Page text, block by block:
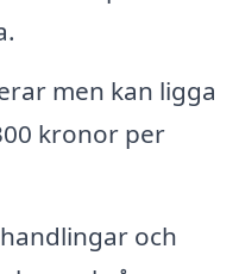
men kan ligga
kronor per
och